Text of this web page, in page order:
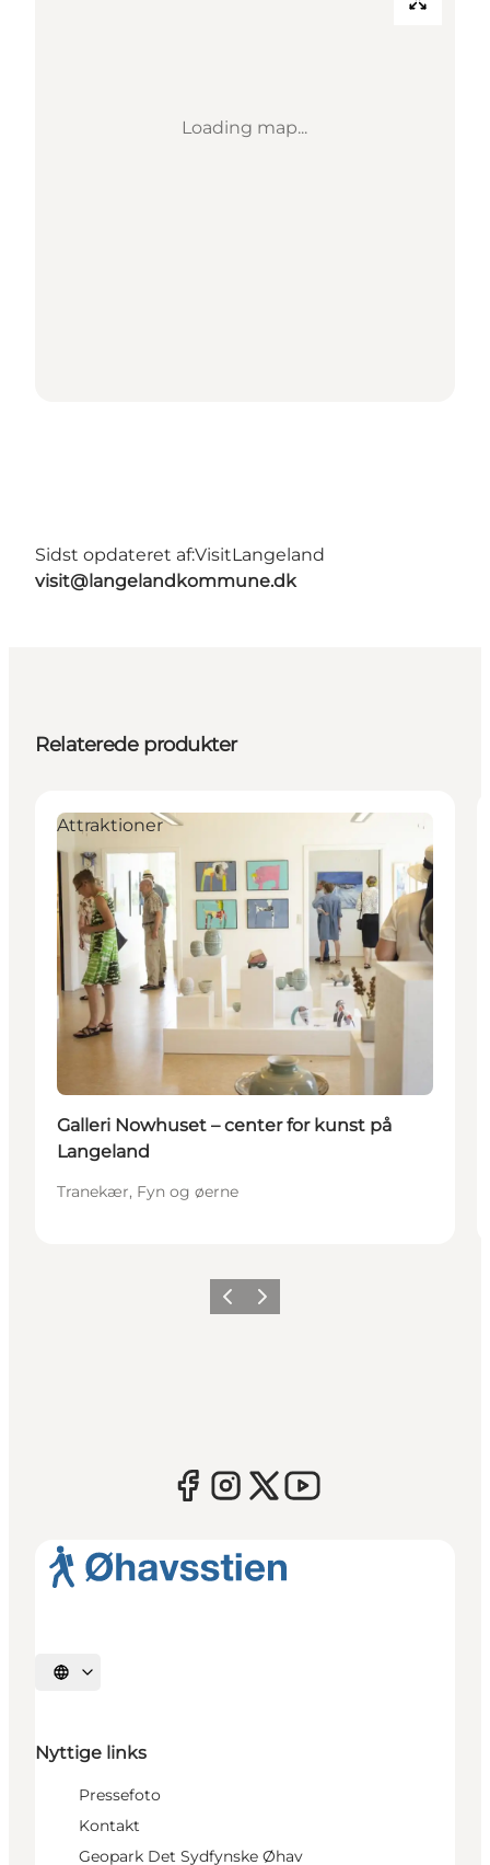
Loading map...
Sidst opdateret af:VisitLangeland
visit@langelandkommune.dk
Relaterede produkter
Attraktioner
Galleri Nowhuset – center for kunst på
Langeland
Tranekær, Fyn og øerne
ForrigeNæste
Vælg sprog
Nyttige links
Pressefoto
Kontakt
Geopark Det Sydfynske Øhav